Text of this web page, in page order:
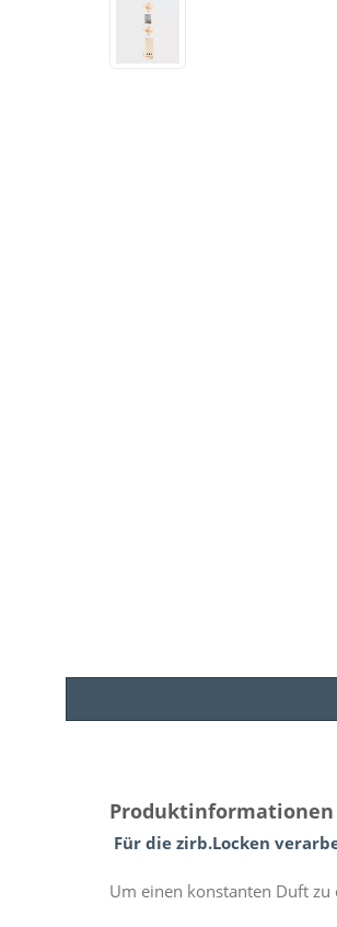
Für die zirb.Locken
Um einen konstanten Duft